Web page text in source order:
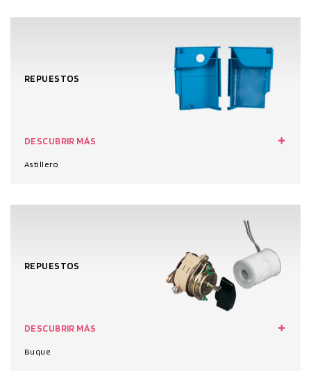
REPUESTOS
DESCUBRIR MÁS
Astillero
REPUESTOS
DESCUBRIR MÁS
Buque